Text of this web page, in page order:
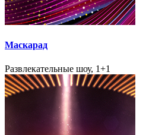
Маскарад
Развлекательные шоу, 1+1